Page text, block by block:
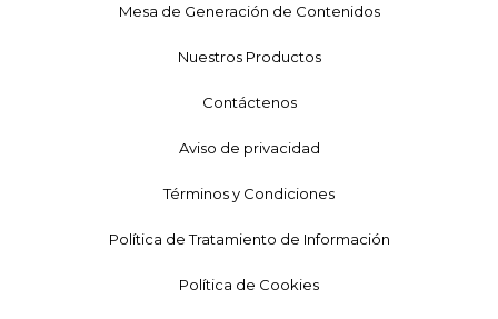
Mesa de Generación de Contenidos
Nuestros Productos
Contáctenos
Aviso de privacidad
Términos y Condiciones
Política de Tratamiento de Información
Política de Cookies